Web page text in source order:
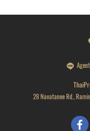
28 Navatanee Rd.,